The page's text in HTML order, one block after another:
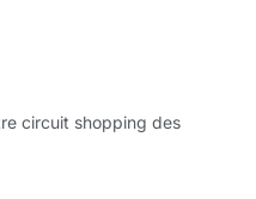
circuit shopping des